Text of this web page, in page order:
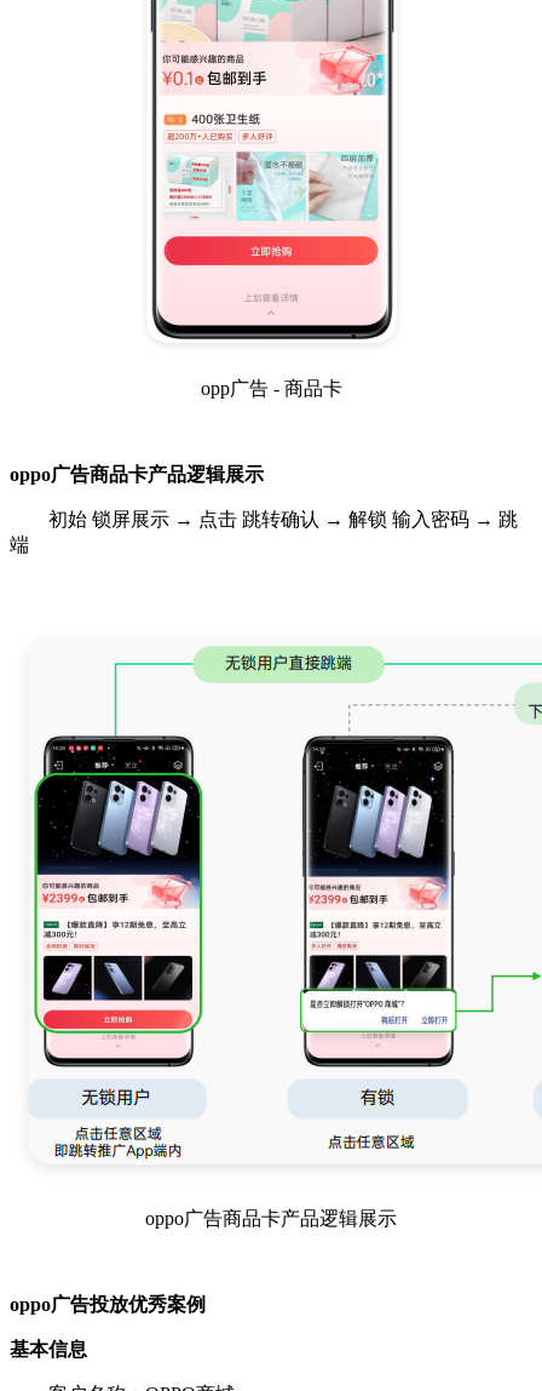
opp广告 - 商品卡
oppo广告商品卡产品逻辑展示
初始 锁屏展示 → 点击 跳转确认 → 解锁 输入密码 → 跳
端
oppo广告商品卡产品逻辑展示
oppo广告投放优秀案例
基本信息